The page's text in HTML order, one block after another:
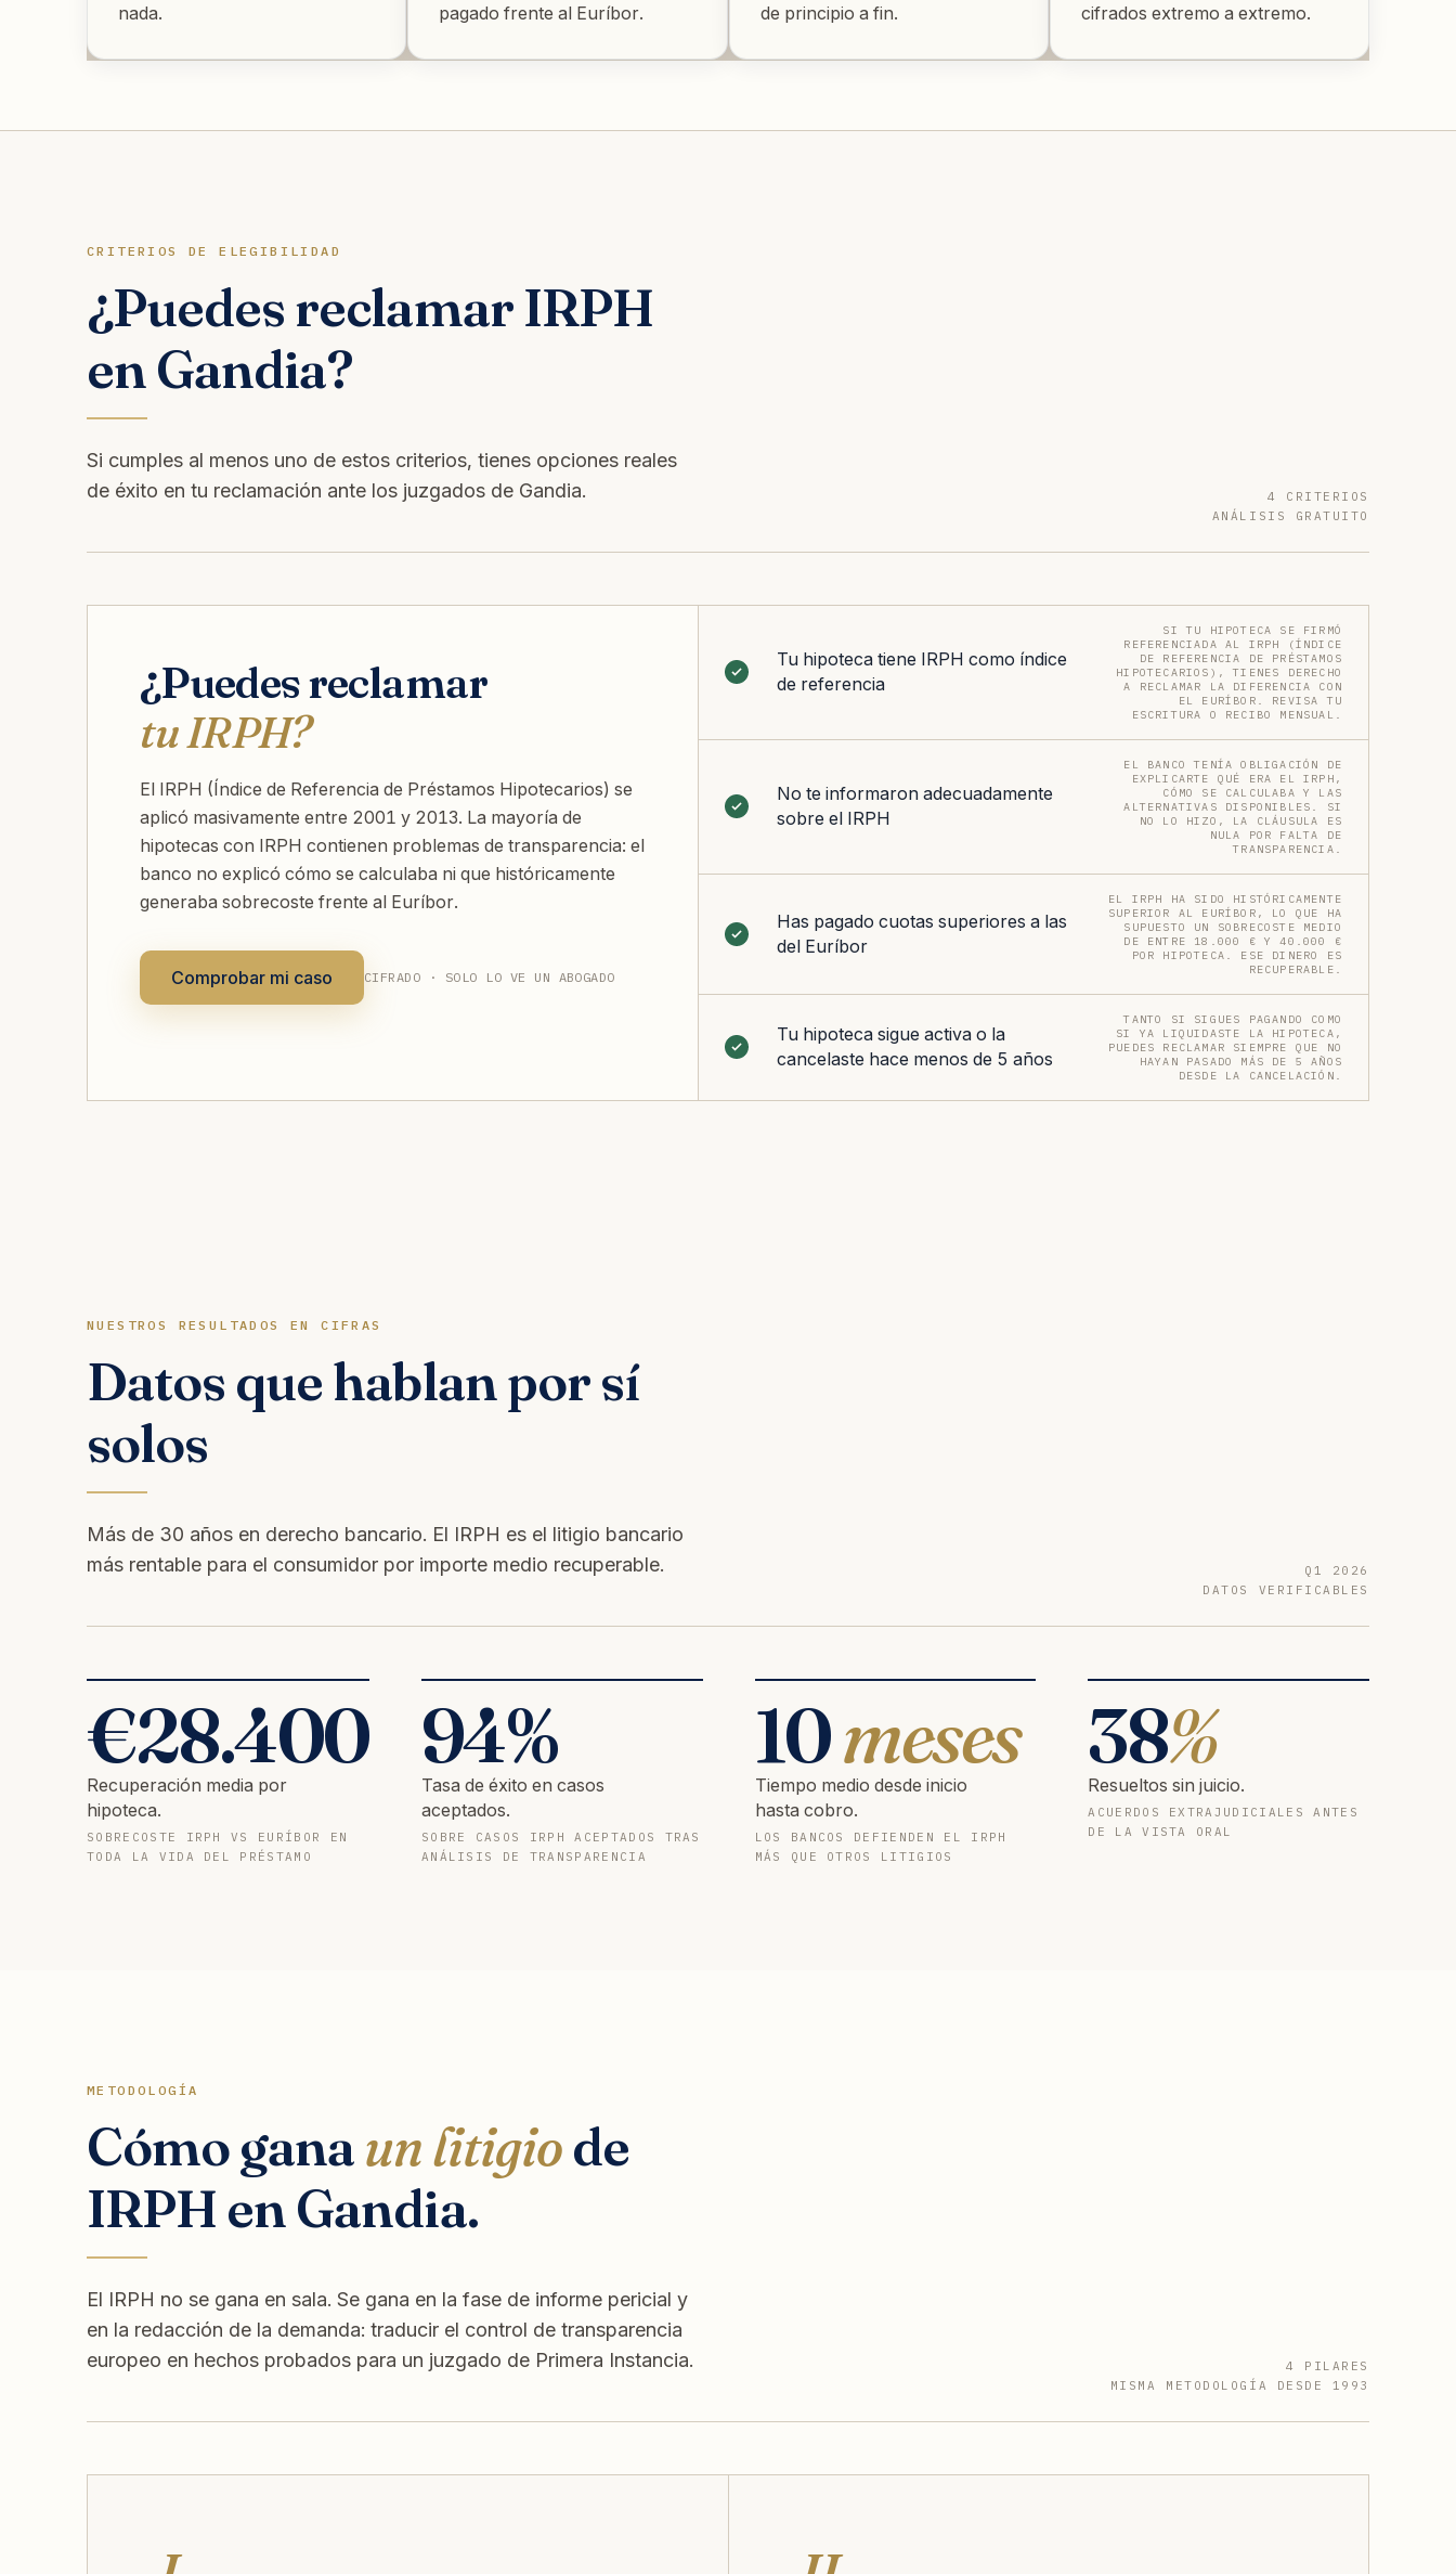
nada.
pagado frente al Euríbor.
de principio a fin.
cifrados extremo a extremo.
CRITERIOS DE ELEGIBILIDAD
¿Puedes reclamar IRPH
en Gandia?
Si cumples al menos uno de estos criterios, tienes opciones reales
de éxito en tu reclamación ante los juzgados de Gandia.
4 CRITERIOS
ANÁLISIS GRATUITO
¿Puedes reclamar
tu IRPH?
El IRPH (Índice de Referencia de Préstamos Hipotecarios) se
aplicó masivamente entre 2001 y 2013. La mayoría de
hipotecas con IRPH contienen problemas de transparencia: el
banco no explicó cómo se calculaba ni que históricamente
generaba sobrecoste frente al Euríbor.
Comprobar mi caso CIFRADO · SOLO LO VE UN ABOGADO
Tu hipoteca tiene IRPH como índice
de referencia
SI TU HIPOTECA SE FIRMÓ
REFERENCIADA AL IRPH (ÍNDICE
DE REFERENCIA DE PRÉSTAMOS
HIPOTECARIOS), TIENES DERECHO
A RECLAMAR LA DIFERENCIA CON
EL EURÍBOR. REVISA TU
ESCRITURA O RECIBO MENSUAL.
No te informaron adecuadamente
sobre el IRPH
EL BANCO TENÍA OBLIGACIÓN DE
EXPLICARTE QUÉ ERA EL IRPH,
CÓMO SE CALCULABA Y LAS
ALTERNATIVAS DISPONIBLES. SI
NO LO HIZO, LA CLÁUSULA ES
NULA POR FALTA DE
TRANSPARENCIA.
Has pagado cuotas superiores a las
del Euríbor
EL IRPH HA SIDO HISTÓRICAMENTE
SUPERIOR AL EURÍBOR, LO QUE HA
SUPUESTO UN SOBRECOSTE MEDIO
DE ENTRE 18.000 € Y 40.000 €
POR HIPOTECA. ESE DINERO ES
RECUPERABLE.
Tu hipoteca sigue activa o la
cancelaste hace menos de 5 años
TANTO SI SIGUES PAGANDO COMO
SI YA LIQUIDASTE LA HIPOTECA,
PUEDES RECLAMAR SIEMPRE QUE NO
HAYAN PASADO MÁS DE 5 AÑOS
DESDE LA CANCELACIÓN.
NUESTROS RESULTADOS EN CIFRAS
Datos que hablan por sí
solos
Más de 30 años en derecho bancario. El IRPH es el litigio bancario
más rentable para el consumidor por importe medio recuperable.
Q1 2026
DATOS VERIFICABLES
€28.400
Recuperación media por
hipoteca.
SOBRECOSTE IRPH VS EURÍBOR EN
TODA LA VIDA DEL PRÉSTAMO
94%
Tasa de éxito en casos
aceptados.
SOBRE CASOS IRPH ACEPTADOS TRAS
ANÁLISIS DE TRANSPARENCIA
10meses
Tiempo medio desde inicio
hasta cobro.
LOS BANCOS DEFIENDEN EL IRPH
MÁS QUE OTROS LITIGIOS
38%
Resueltos sin juicio.
ACUERDOS EXTRAJUDICIALES ANTES
DE LA VISTA ORAL
METODOLOGÍA
Cómo ganaun litigiode
IRPH en Gandia.
El IRPH no se gana en sala. Se gana en la fase de informe pericial y
en la redacción de la demanda: traducir el control de transparencia
europeo en hechos probados para un juzgado de Primera Instancia.
4 PILARES
MISMA METODOLOGÍA DESDE 1993